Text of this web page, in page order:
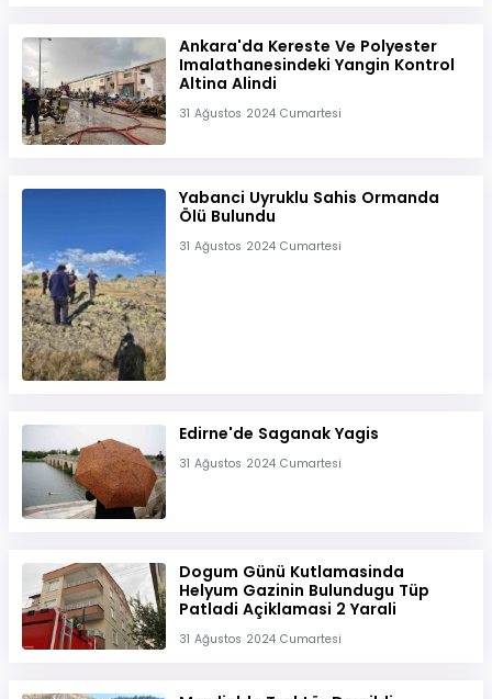
Ankara'da Kereste Ve Polyester
Imalathanesindeki Yangin Kontrol
Altina Alindi
31 Ağustos 2024 Cumartesi
Yabanci Uyruklu Sahis Ormanda
Ölü Bulundu
31 Ağustos 2024 Cumartesi
Edirne'de Saganak Yagis
31 Ağustos 2024 Cumartesi
Dogum Günü Kutlamasinda
Helyum Gazinin Bulundugu Tüp
Patladi Açiklamasi 2 Yarali
31 Ağustos 2024 Cumartesi